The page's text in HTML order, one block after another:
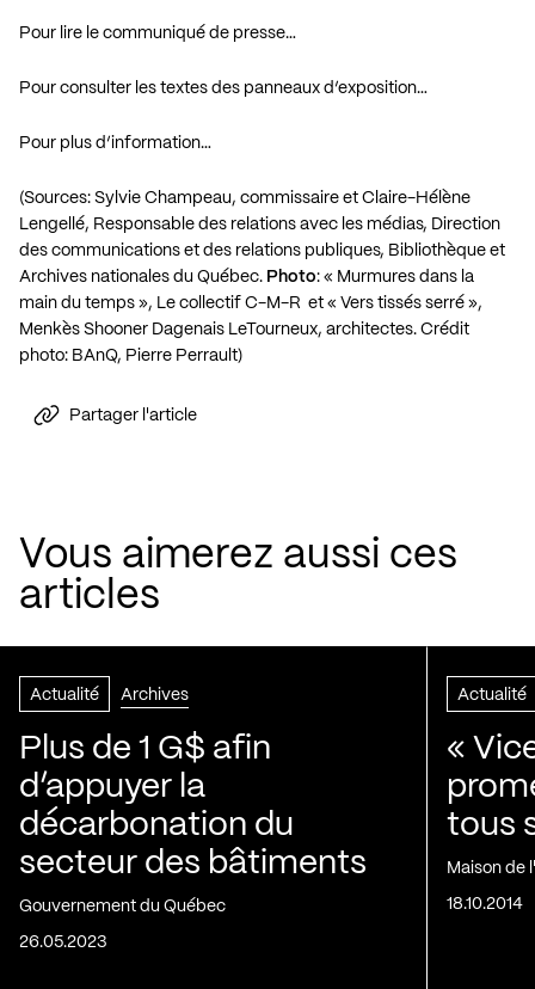
Pour lire le communiqué de presse…
Pour consulter les textes des panneaux d’exposition…
Pour plus d’information…
(Sources: Sylvie Champeau, commissaire et Claire-Hélène
Lengellé, Responsable des relations avec les médias, Direction
des communications et des relations publiques, Bibliothèque et
Archives nationales du Québec. Photo: « Murmures dans la
main du temps », Le collectif C-M-R et « Vers tissés serré »,
Menkès Shooner Dagenais LeTourneux, architectes. Crédit
photo: BAnQ, Pierre Perrault)
Partager l'article
Vous aimerez aussi ces
articles
Actualité Archives
Plus de 1 G$ afin
d’appuyer la
décarbonation du
secteur des bâtiments
Gouvernement du Québec
26.05.2023
Actualité
«
tous
Maison de
18.10.2014